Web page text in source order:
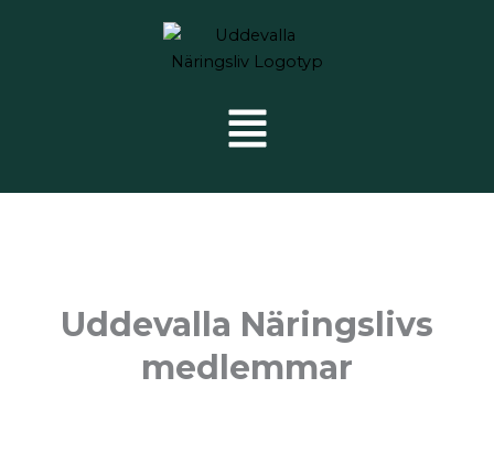
Uddevalla Näringslivs
medlemmar